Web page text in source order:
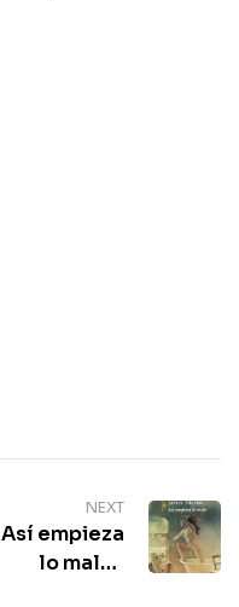
NEXT
Así empieza
lo malo |